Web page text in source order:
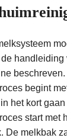
handleiding
begint
het kort
start met
De melkbak